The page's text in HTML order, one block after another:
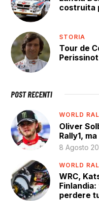
costruita
STORIA
Tour de
POST RECENTI
WORLD
Oliver
Rally1,
8 Agosto
WORLD
WRC,
perdere